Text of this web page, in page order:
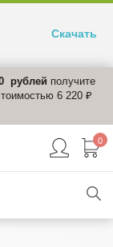
рублей получите
6 220 ₽
0
Скачать